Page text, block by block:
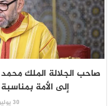
صاحب الجلالة الملك
إلى الأمة
30 يوليو 2026